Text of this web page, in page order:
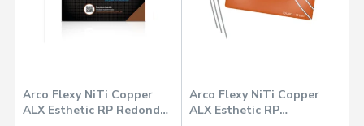
Arco Flexy NiTi Copper
ALX Esthetic RP Redondo
Arco Flexy NiTi Copper
ALX Esthetic RP